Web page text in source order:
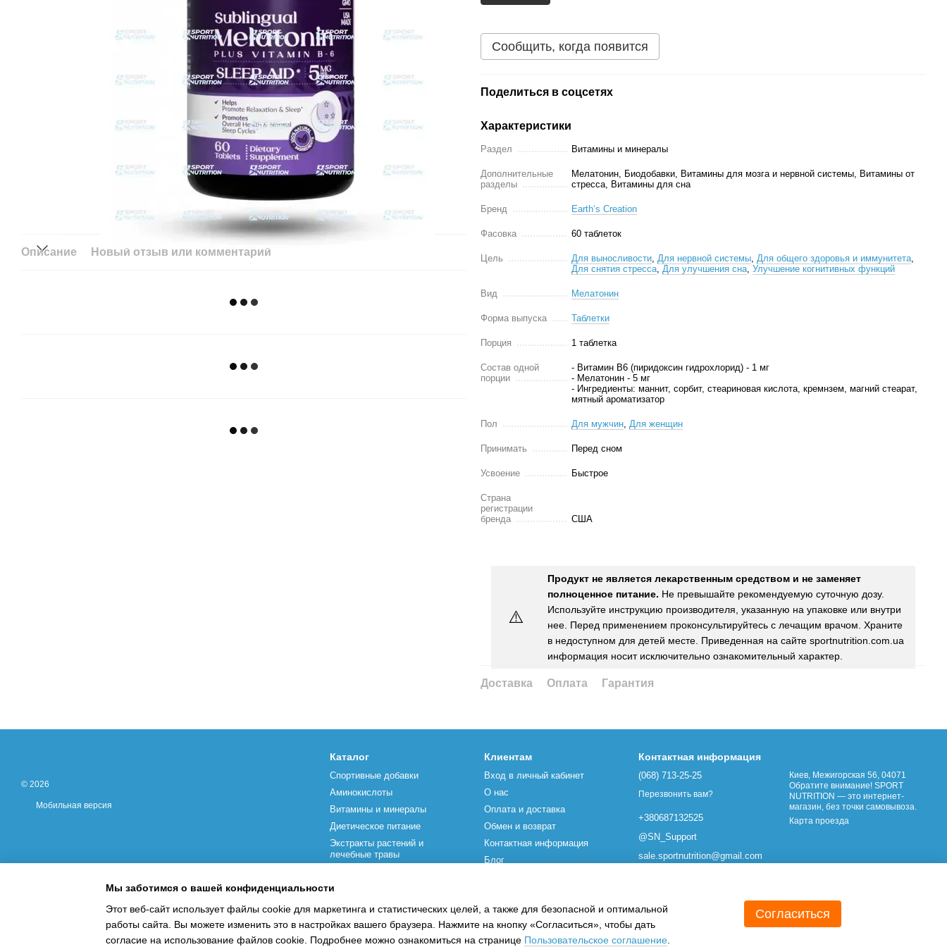
Описание Новый отзыв или комментарий
Сообщить, когда появится
Поделиться в соцсетях
Характеристики
Раздел Витамины и минералы
Дополнительные
разделы
Мелатонин, Биодобавки, Витамины для мозга и нервной системы, Витамины от
стресса, Витамины для сна
Бренд Earth‘s Creation
Фасовка 60 таблеток
Цель Для выносливости, Для нервной системы, Для общего здоровья и иммунитета,
Для снятия стресса, Для улучшения сна, Улучшение когнитивных функций
Вид Мелатонин
Форма выпуска Таблетки
Порция 1 таблетка
Состав одной
порции
- Витамин В6 (пиридоксин гидрохлорид) - 1 мг
- Мелатонин - 5 мг
- Ингредиенты: маннит, сорбит, стеариновая кислота, кремнзем, магний стеарат,
мятный ароматизатор
Пол Для мужчин, Для женщин
Принимать Перед сном
Усвоение Быстрое
Страна
регистрации
бренда
США
⚠️
Продукт не является лекарственным средством и не заменяет
полноценное питание. Не превышайте рекомендуемую суточную дозу.
Используйте инструкцию производителя, указанную на упаковке или внутри
нее. Перед применением проконсультируйтесь с лечащим врачом. Храните
в недоступном для детей месте. Приведенная на сайте sportnutrition.com.ua
информация носит исключительно ознакомительный характер.
Доставка Оплата Гарантия
© 2026
Мобильная версия
Каталог
Спортивные добавки
Аминокислоты
Витамины и минералы
Диетическое питание
Экстракты растений и
лечебные травы
Акции
Клиентам
Вход в личный кабинет
О нас
Оплата и доставка
Обмен и возврат
Контактная информация
Блог
Отзывы о магазине
Контактная информация
(068) 713-25-25
Перезвонить вам?
+380687132525
@SN_Support
sale.sportnutrition@gmail.com
Киев, Межигорская 56, 04071
Обратите внимание! SPORT
NUTRITION — это интернет-
магазин, без точки самовывоза.
Карта проезда
Мы заботимся о вашей конфиденциальности
Этот веб-сайт использует файлы cookie для маркетинга и статистических целей, а также для безопасной и оптимальной
работы сайта. Вы можете изменить это в настройках вашего браузера. Нажмите на кнопку «Согласиться», чтобы дать
согласие на использование файлов cookie. Подробнее можно ознакомиться на странице Пользовательское соглашение
Согласиться